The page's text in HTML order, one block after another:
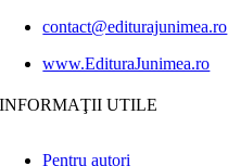
contact@editurajunimea.ro
www.EdituraJunimea.ro
INFORMAŢII UTILE
Pentru autori